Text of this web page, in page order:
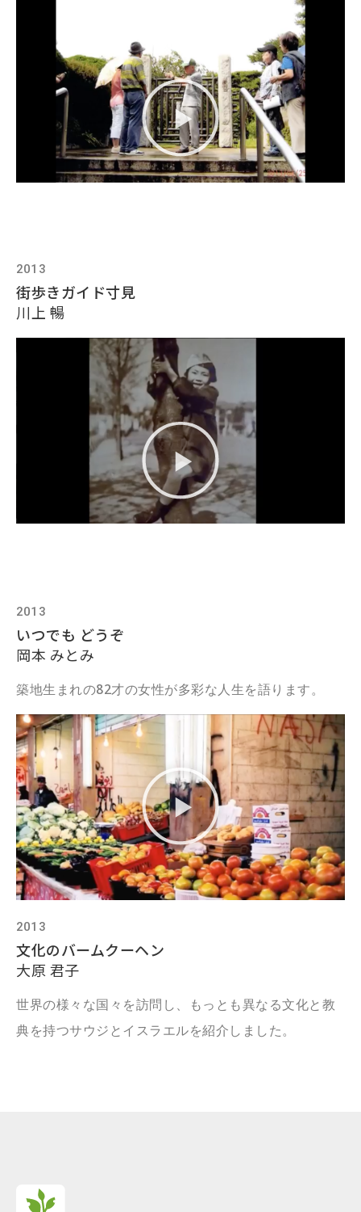
2013
街歩きガイド寸見
川上 暢
2013
いつでも どうぞ
岡本 みとみ
築地生まれの82才の女性が多彩な人生を語ります。
2013
文化のバームクーヘン
大原 君子
世界の様々な国々を訪問し、もっとも異なる文化と教
典を持つサウジとイスラエルを紹介しました。